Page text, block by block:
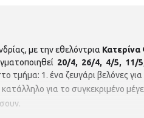
με την εθελόντρια Κατερίνα
20/4, 26/4, 4/5, 11/
τμήμα: 1. ένα ζευγάρι βελόνες για
για το συγκεκριμένο